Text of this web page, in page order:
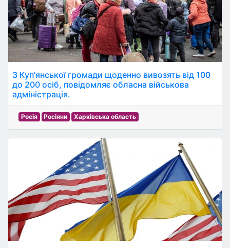
З Куп'янської громади щоденно вивозять від 100
до 200 осіб, повідомляє обласна військова
адміністрація.
Росія Росіяни Харківська область